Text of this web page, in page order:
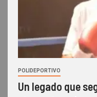
POLIDEPORTIVO
Un legado que